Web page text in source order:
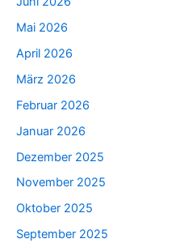
Mai 2026
April 2026
März 2026
Februar 2026
Januar 2026
Dezember 2025
November 2025
Oktober 2025
September 2025